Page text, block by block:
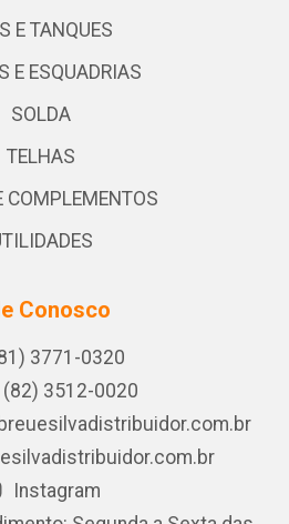
E TANQUES
E ESQUADRIAS
SOLDA
TELHAS
COMPLEMENTOS
Conosco
3771-0320
(82) 3512-0020
Instagram